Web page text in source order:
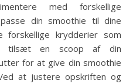
med forskellige
din smoothie til dine
krydderier som
tilsæt en scoop af din
for at give din smoothie
at justere opskriften og